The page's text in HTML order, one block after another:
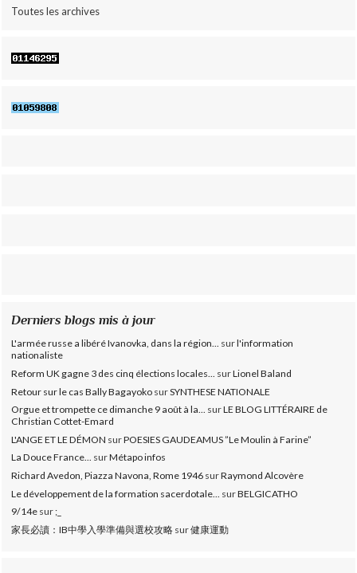
Toutes les archives
Derniers blogs mis à jour
L'armée russe a libéré Ivanovka, dans la région... surl'information
nationaliste
Reform UK gagne 3 des cinq élections locales... surLionel Baland
Retour sur le cas Bally Bagayoko surSYNTHESE NATIONALE
Orgue et trompette ce dimanche 9 août à la... surLE BLOG LITTÉRAIRE de
Christian Cottet-Emard
L'ANGE ET LE DÉMON surPOESIES GAUDEAMUS ”Le Moulin à Farine”
La Douce France... surMétapo infos
Richard Avedon, Piazza Navona, Rome 1946 surRaymond Alcovère
Le développement de la formation sacerdotale...
surBELGICATHO
9/14e sur;_
家長必讀：IB中學入學準備與選校攻略 sur健康運動